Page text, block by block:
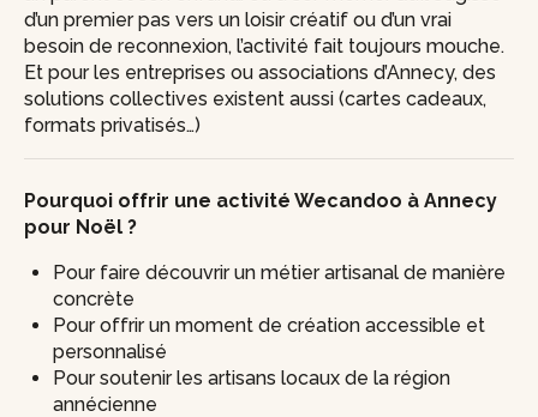
d’un premier pas vers un loisir créatif ou d’un vrai
besoin de reconnexion, l’activité fait toujours mouche.
Et pour les entreprises ou associations d’Annecy, des
solutions collectives existent aussi (cartes cadeaux,
formats privatisés…)
Pourquoi offrir une activité Wecandoo à Annecy
pour Noël ?
Pour faire découvrir un métier artisanal de manière
concrète
Pour offrir un moment de création accessible et
personnalisé
Pour soutenir les artisans locaux de la région
annécienne